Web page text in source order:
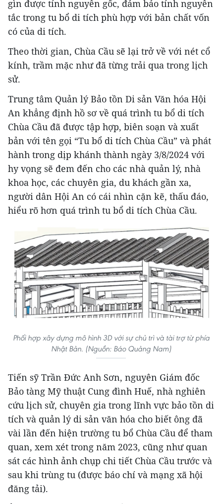
gìn được tính nguyên gốc, đảm bảo tính nguyên
tắc trong tu bổ di tích phù hợp với bản chất vốn
có của di tích.
Theo thời gian, Chùa Cầu sẽ lại trở về với nét cổ
kính, trầm mặc như đã từng trải qua trong lịch
sử.
Trung tâm Quản lý Bảo tồn Di sản Văn hóa Hội
An khẳng định hồ sơ về quá trình tu bổ di tích
Chùa Cầu đã được tập hợp, biên soạn và xuất
bản với tên gọi “Tu bổ di tích Chùa Cầu” và phát
hành trong dịp khánh thành ngày 3/8/2024 với
hy vọng sẽ đem đến cho các nhà quản lý, nhà
khoa học, các chuyên gia, du khách gần xa,
người dân Hội An có cái nhìn cặn kẽ, thấu đáo,
hiểu rõ hơn quá trình tu bổ di tích Chùa Cầu.
Phối hợp xây dựng mô hình 3D với sự chủ trì và tài trợ từ phía
Nhật Bản. (Nguồn: Báo Quảng Nam)
Tiến sỹ Trần Đức Anh Sơn, nguyên Giám đốc
Bảo tàng Mỹ thuật Cung đình Huế, nhà nghiên
cứu lịch sử, chuyên gia trong lĩnh vực bảo tồn di
tích và quản lý di sản văn hóa cho biết ông đã
vài lần đến hiện trường tu bổ Chùa Cầu để tham
quan, xem xét trong năm 2023, cũng như quan
sát các hình ảnh chụp chi tiết Chùa Cầu trước và
sau khi trùng tu (được báo chí và mạng xã hội
đăng tải).